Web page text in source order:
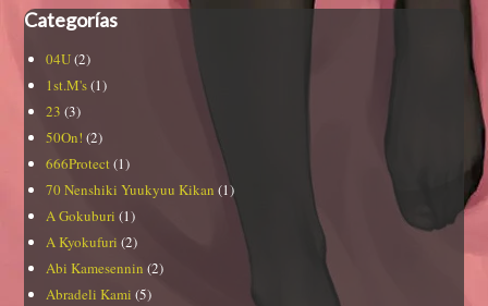
Categorías
04U(2)
1st.M's(1)
23 (3)
50On! (2)
666Protect (1)
70 Nenshiki Yuukyuu Kikan (1)
A Gokuburi (1)
A Kyokufuri (2)
Abi Kamesennin (2)
Abradeli Kami (5)